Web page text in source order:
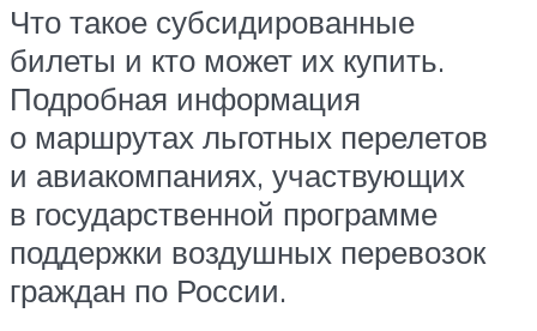
Что такое субсидированные
билеты и кто может их купить.
Подробная информация
о маршрутах льготных перелетов
и авиакомпаниях, участвующих
в государственной программе
поддержки воздушных перевозок
граждан по России.